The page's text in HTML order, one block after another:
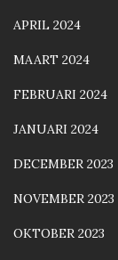
APRIL 2024
MAART 2024
FEBRUARI 2024
JANUARI 2024
DECEMBER 2023
NOVEMBER 2023
OKTOBER 2023